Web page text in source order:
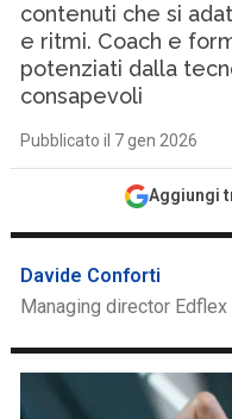
contenuti che si
e ritmi. Coach e
potenziati dalla
consapevoli
Pubblicato il 7 gen 2026
Aggiungi
Davide Conforti
Managing director